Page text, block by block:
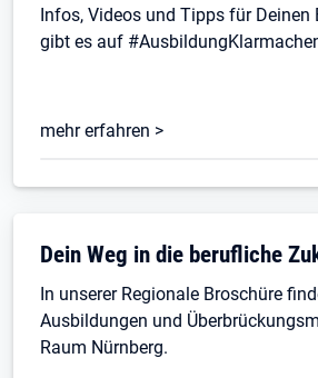
Infos, Videos und Tipps für Deinen
gibt es auf
mehr erfahren >
Dein Weg in die berufliche
In unserer Regionale Broschüre
Ausbildungen und
Raum Nürnberg.